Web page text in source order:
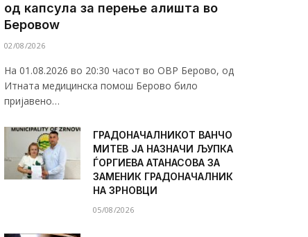
од капсула за перење алишта во
Беровоw
02/08/2026
На 01.08.2026 во 20:30 часот во ОВР Берово, од
Итната медицинска помош Берово било
пријавено…
ГРАДОНАЧАЛНИКОТ ВАНЧО
МИТЕВ ЈА НАЗНАЧИ ЉУПКА
ЃОРГИЕВА АТАНАСОВА ЗА
ЗАМЕНИК ГРАДОНАЧАЛНИК
НА ЗРНОВЦИ
05/08/2026